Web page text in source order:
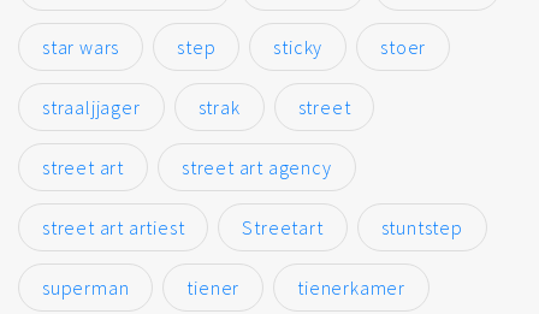
star wars step sticky stoer
straaljjager strak street
street art street art agency
street art artiest Streetart stuntstep
superman tiener tienerkamer